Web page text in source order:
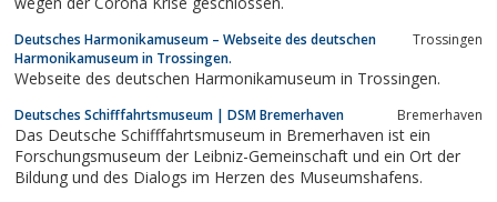
Deutsches Harmonikamuseum – Webseite des deutschen
Harmonikamuseum in Trossingen.
Trossingen
Webseite des deutschen Harmonikamuseum in Trossingen.
Deutsches Schifffahrtsmuseum | DSM Bremerhaven Bremerhaven
Das Deutsche Schifffahrtsmuseum in Bremerhaven ist ein
Forschungsmuseum der Leibniz-Gemeinschaft und ein Ort der
Bildung und des Dialogs im Herzen des Museumshafens.